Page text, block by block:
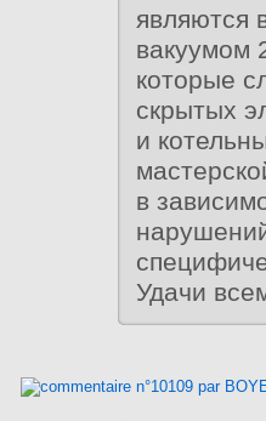
являются
вакуумом
которые
скрытых
и
в
Удачи